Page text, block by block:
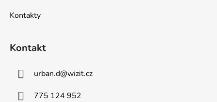
Kontakty
Kontakt
urban.d@wizit.cz
775 124 952